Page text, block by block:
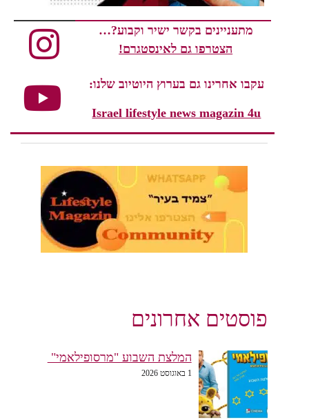
מתעניינים בקשר ישיר וקבוע?…
הצטרפו גם לאינסטגרם!
עקבו אחרינו גם בערוץ היוטיוב שלנו:
Israel lifestyle news magazin 4u
פוסטים אחרונים
המלצת השבוע "מרסופילאמי"
1 באוגוסט 2026